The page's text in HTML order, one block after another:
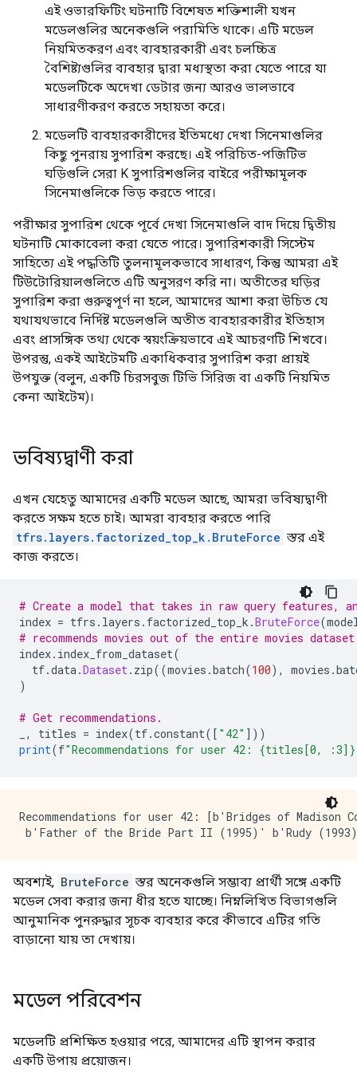
এই ওভারফিটিং ঘটনাটি বিশেষত শক্তিশালী যখন
মডেলগুলির অনেকগুলি পরামিতি থাকে। এটি মডেল
নিয়মিতকরণ এবং ব্যবহারকারী এবং চলচ্চিত্র
বৈশিষ্ট্যগুলির ব্যবহার দ্বারা মধ্যস্থতা করা যেতে পারে যা
মডেলটিকে অদেখা ডেটার জন্য আরও ভালভাবে
সাধারণীকরণ করতে সহায়তা করে।
মডেলটি ব্যবহারকারীদের ইতিমধ্যে দেখা সিনেমাগুলির
কিছু পুনরায় সুপারিশ করছে। এই পরিচিত-পজিটিভ
ঘড়িগুলি সেরা K সুপারিশগুলির বাইরে পরীক্ষামূলক
সিনেমাগুলিকে ভিড় করতে পারে।
পরীক্ষার সুপারিশ থেকে পূর্বে দেখা সিনেমাগুলি বাদ দিয়ে দ্বিতীয়
ঘটনাটি মোকাবেলা করা যেতে পারে। সুপারিশকারী সিস্টেম
সাহিত্যে এই পদ্ধতিটি তুলনামূলকভাবে সাধারণ, কিন্তু আমরা এই
টিউটোরিয়ালগুলিতে এটি অনুসরণ করি না। অতীতের ঘড়ির
সুপারিশ করা গুরুত্বপূর্ণ না হলে, আমাদের আশা করা উচিত যে
যথাযথভাবে নির্দিষ্ট মডেলগুলি অতীত ব্যবহারকারীর ইতিহাস
এবং প্রাসঙ্গিক তথ্য থেকে স্বয়ংক্রিয়ভাবে এই আচরণটি শিখবে।
উপরন্তু, একই আইটেমটি একাধিকবার সুপারিশ করা প্রায়ই
উপযুক্ত (বলুন, একটি চিরসবুজ টিভি সিরিজ বা একটি নিয়মিত
কেনা আইটেম)।
ভবিষ্যদ্বাণী করা
এখন যেহেতু আমাদের একটি মডেল আছে, আমরা ভবিষ্যদ্বাণী
করতে সক্ষম হতে চাই। আমরা ব্যবহার করতে পারি
tfrs.layers.factorized_top_k.BruteForce স্তর এই
কাজ করতে।
# Create a model that takes in raw query features,
index = tfrs . layers . factorized_top_k .BruteForce(
# recommends movies out of the entire movies
index. index_from_dataset(
tf.data.Dataset. zip((movies .batch(100), movies .
)
# Get recommendations.
, titles = index(tf.constant([ "42" ]))
print(f"Recommendations for user 42: {titles[0,
Recommendations for user 42: [b'Bridges of Madison
অবশ্যই, BruteForce স্তর অনেকগুলি সম্ভাব্য প্রার্থী সঙ্গে একটি
মডেল সেবা করার জন্য ধীর হতে যাচ্ছে। নিম্নলিখিত বিভাগগুলি
আনুমানিক পুনরুদ্ধার সূচক ব্যবহার করে কীভাবে এটির গতি
বাড়ানো যায় তা দেখায়।
মডেল পরিবেশন
মডেলটি প্রশিক্ষিত হওয়ার পরে, আমাদের এটি স্থাপন করার
একটি উপায় প্রয়োজন।